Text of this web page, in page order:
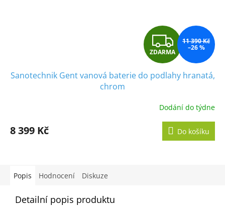
Z
D
A
R
M
A
ZDARMA
11 390 Kč
–26 %
Sanotechnik Gent vanová baterie do podlahy hranatá,
chrom
Dodání do týdne
8 399 Kč Do košíku
Popis Hodnocení Diskuze
Detailní popis produktu